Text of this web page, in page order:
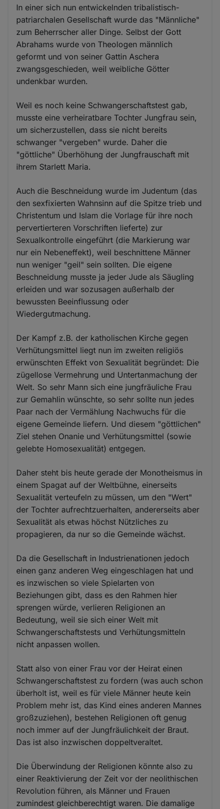
In einer sich nun entwickelnden tribalistisch-
patriarchalen Gesellschaft wurde das "Männliche"
zum Beherrscher aller Dinge. Selbst der Gott
Abrahams wurde von Theologen männlich
geformt und von seiner Gattin Aschera
zwangsgeschieden, weil weibliche Götter
undenkbar wurden.
Weil es noch keine Schwangerschaftstest gab,
musste eine verheiratbare Tochter Jungfrau sein,
um sicherzustellen, dass sie nicht bereits
schwanger "vergeben" wurde. Daher die
"göttliche" Überhöhung der Jungfrauschaft mit
ihrem Starlett Maria.
Auch die Beschneidung wurde im Judentum (das
den sexfixierten Wahnsinn auf die Spitze trieb und
Christentum und Islam die Vorlage für ihre noch
pervertierteren Vorschriften lieferte) zur
Sexualkontrolle eingeführt (die Markierung war
nur ein Nebeneffekt), weil beschnittene Männer
nun weniger "geil" sein sollten. Die eigene
Beschneidung musste ja jeder Jude als Säugling
erleiden und war sozusagen außerhalb der
bewussten Beeinflussung oder
Wiedergutmachung.
Der Kampf z.B. der katholischen Kirche gegen
Verhütungsmittel liegt nun im zweiten religiös
erwünschten Effekt von Sexualität begründet: Die
zügellose Vermehrung und Untertanmachung der
Welt. So sehr Mann sich eine jungfräuliche Frau
zur Gemahlin wünschte, so sehr sollte nun jedes
Paar nach der Vermählung Nachwuchs für die
eigene Gemeinde liefern. Und diesem "göttlichen"
Ziel stehen Onanie und Verhütungsmittel (sowie
gelebte Homosexualität) entgegen.
Daher steht bis heute gerade der Monotheismus in
einem Spagat auf der Weltbühne, einerseits
Sexualität verteufeln zu müssen, um den "Wert"
der Tochter aufrechtzuerhalten, andererseits aber
Sexualität als etwas höchst Nützliches zu
propagieren, da nur so die Gemeinde wächst.
Da die Gesellschaft in Industrienationen jedoch
einen ganz anderen Weg eingeschlagen hat und
es inzwischen so viele Spielarten von
Beziehungen gibt, dass es den Rahmen hier
sprengen würde, verlieren Religionen an
Bedeutung, weil sie sich einer Welt mit
Schwangerschaftstests und Verhütungsmitteln
nicht anpassen wollen.
Statt also von einer Frau vor der Heirat einen
Schwangerschaftstest zu fordern (was auch schon
überholt ist, weil es für viele Männer heute kein
Problem mehr ist, das Kind eines anderen Mannes
großzuziehen), bestehen Religionen oft genug
noch immer auf der Jungfräulichkeit der Braut.
Das ist also inzwischen doppeltveraltet.
Die Überwindung der Religionen könnte also zu
einer Reaktivierung der Zeit vor der neolithischen
Revolution führen, als Männer und Frauen
zumindest gleichberechtigt waren. Die damalige